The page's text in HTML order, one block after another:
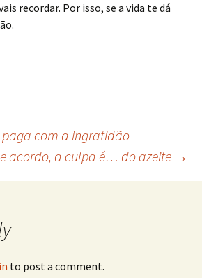
recordar. Por isso, se a vida te dá
com a ingratidão
acordo, a culpa é… do azeite →
to post a comment.